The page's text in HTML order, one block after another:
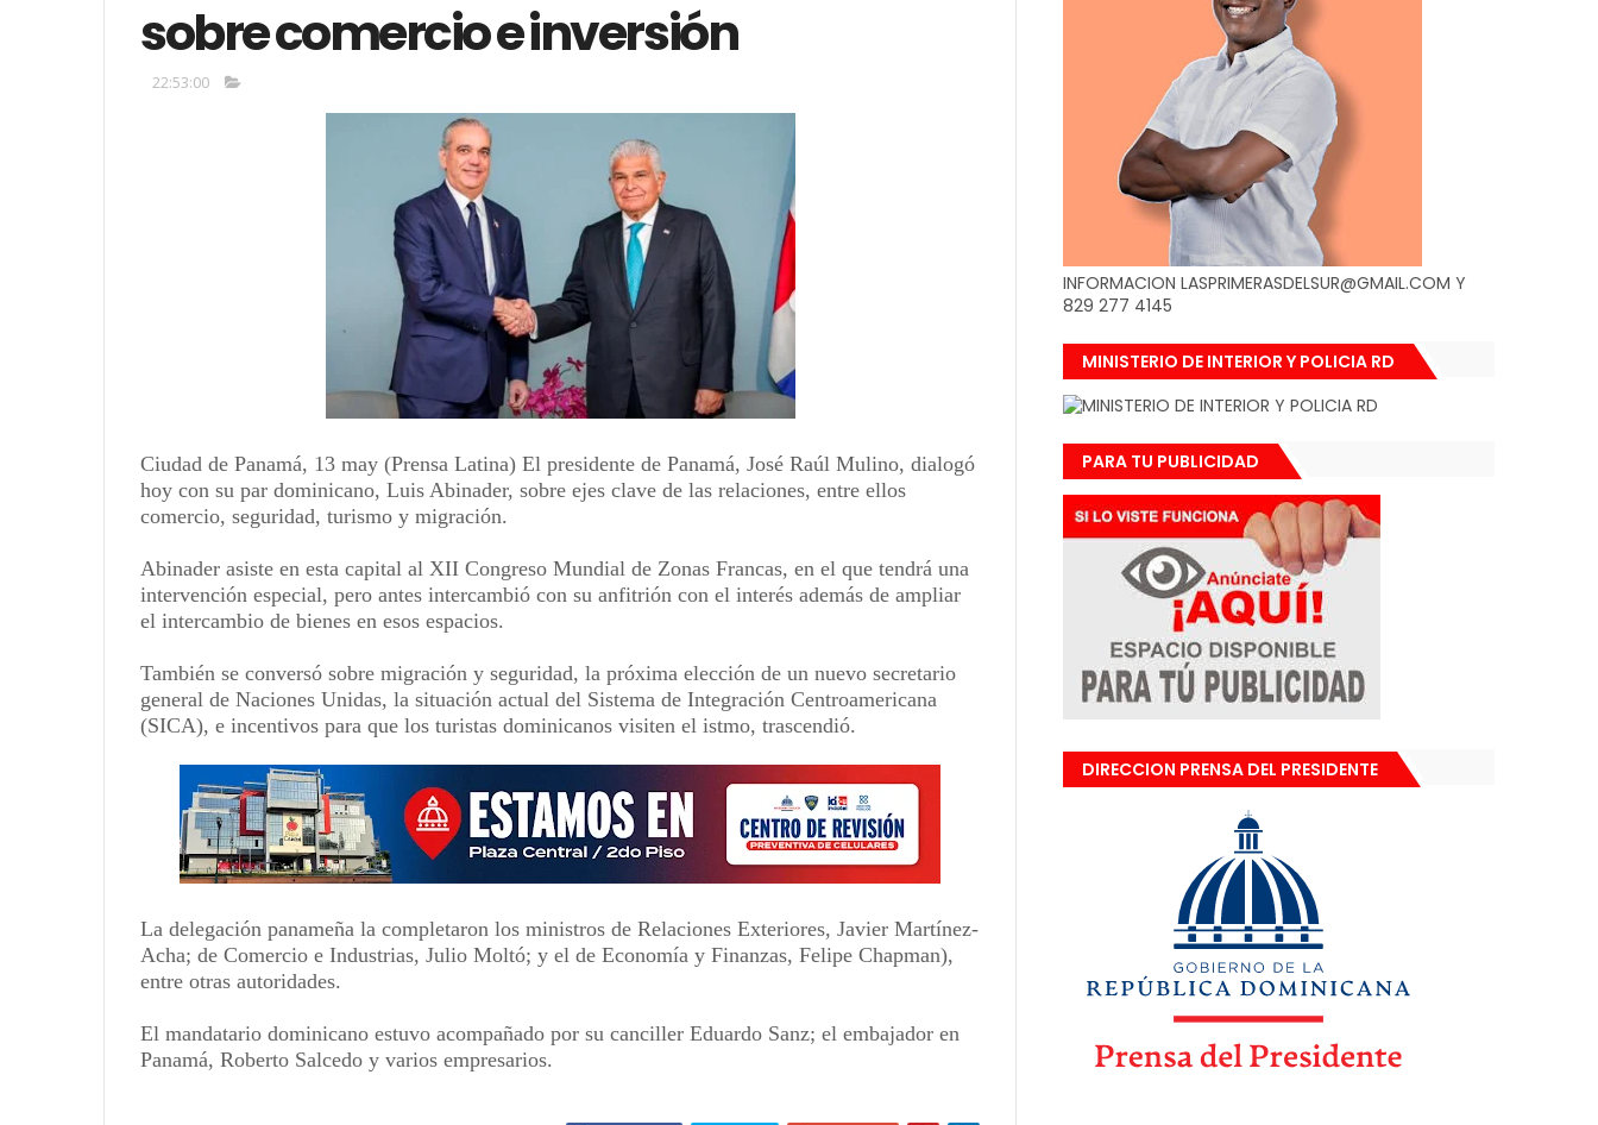
sobre comercio e inversión
22:53:00
Ciudad de Panamá, 13 may (Prensa Latina) El presidente de Panamá, José Raúl Mulino, dialogó
hoy con su par dominicano, Luis Abinader, sobre ejes clave de las relaciones, entre ellos
comercio, seguridad, turismo y migración.
Abinader asiste en esta capital al XII Congreso Mundial de Zonas Francas, en el que tendrá una
intervención especial, pero antes intercambió con su anfitrión con el interés además de ampliar
el intercambio de bienes en esos espacios.
También se conversó sobre migración y seguridad, la próxima elección de un nuevo secretario
general de Naciones Unidas, la situación actual del Sistema de Integración Centroamericana
(SICA), e incentivos para que los turistas dominicanos visiten el istmo, trascendió.
La delegación panameña la completaron los ministros de Relaciones Exteriores, Javier Martínez-
Acha; de Comercio e Industrias, Julio Moltó; y el de Economía y Finanzas, Felipe Chapman),
entre otras autoridades.
El mandatario dominicano estuvo acompañado por su canciller Eduardo Sanz; el embajador en
Panamá, Roberto Salcedo y varios empresarios.
INFORMACION LASPRIMERASDELSUR@GMAIL.COM Y
829 277 4145
MINISTERIO DE INTERIOR Y POLICIA RD
PARA TU PUBLICIDAD
DIRECCION PRENSA DEL PRESIDENTE